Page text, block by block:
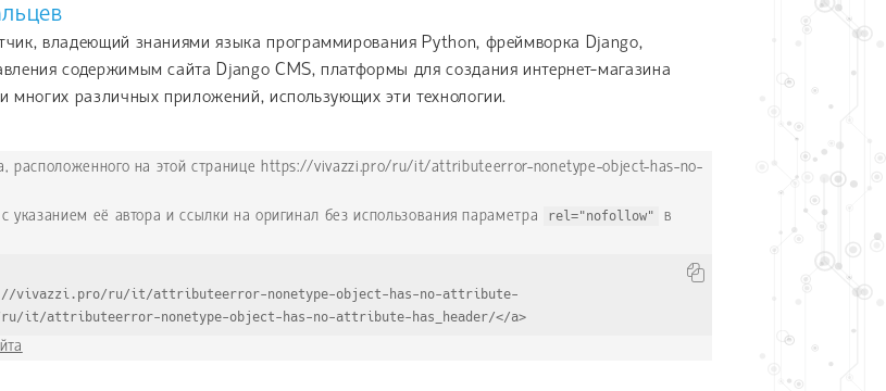
владеющий знаниями языка программирования Python, фреймворка Django,
содержимым сайта Django CMS, платформы для создания интернет-магазина
многих различных приложений, использующих эти технологии.
расположенного на этой странице https://vivazzi.pro/ru/it/attributeerror-nonetype-object-has-no-
указанием её автора и ссылки на оригинал без использования параметра
rel="nofollow"
в
vivazzi.pro/ru/it/attributeerror-nonetype-object-has-no-attribute-
it/attributeerror-nonetype-object-has-no-attribute-has_header/</a>